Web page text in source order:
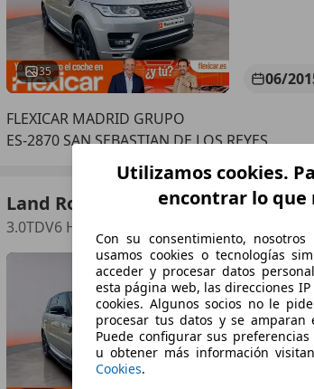
35 06/
FLEXICAR MADRID GRUPO
ES-2870 SAN SEBASTIAN DE LOS REYES
Land Rover Range Rover Sport
3.0TDV6 HSE Aut.
€
Utilizamos cookies.
encontrar lo que
Con su consentimiento,
usamos cookies o tecnologías
acceder y procesar datos
esta página web, las direcciones
cookies. Algunos socios no le
procesar tus datos y se
Puede configurar sus
u obtener más información
Cookies.